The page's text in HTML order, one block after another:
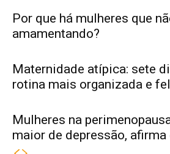
Por que há mulheres que
amamentando?
Maternidade atípica: sete
rotina mais organizada e
Mulheres na
maior de depressão, afirma